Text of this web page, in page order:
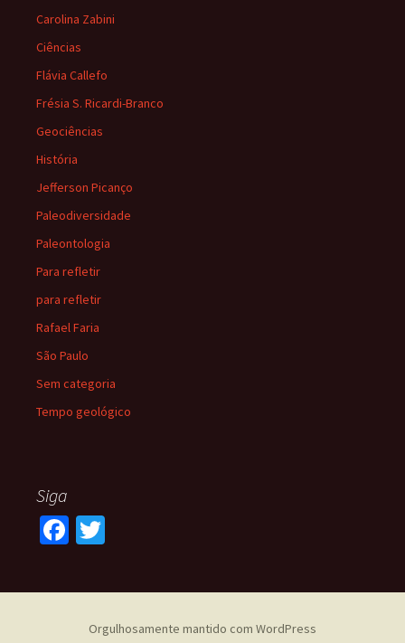
Carolina Zabini
Ciências
Flávia Callefo
Frésia S. Ricardi-Branco
Geociências
História
Jefferson Picanço
Paleodiversidade
Paleontologia
Para refletir
para refletir
Rafael Faria
São Paulo
Sem categoria
Tempo geológico
Siga
Fa
b tt
er
Orgulhosamente mantido com WordPress